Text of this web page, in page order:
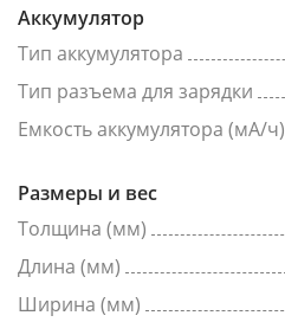
Аккумулятор
Тип аккумулятора
Тип разъема для зарядки
Емкость аккумулятора (мА/ч)
Размеры и вес
Толщина (мм)
Длина (мм)
Ширина (мм)